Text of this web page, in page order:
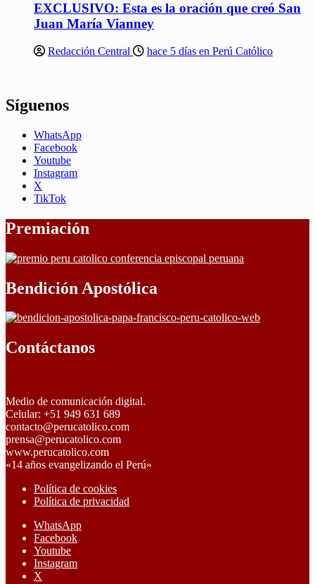
EXCLUSIVO: Esta es la oración que creó San
Juan María Vianney
Redacción Central hace 5 días en Perú Católico
Síguenos
WhatsApp
Facebook
Youtube
Instagram
X
TikTok
Premiación
Bendición Apostólica
Contáctanos
Medio de comunicación digital.
Celular: +51 949 631 689
contacto@perucatolico.com
prensa@perucatolico.com
www.perucatolico.com
«14 años evangelizando el Perú»
Política de cookies
Política de privacidad
WhatsApp
Facebook
Youtube
Instagram
X